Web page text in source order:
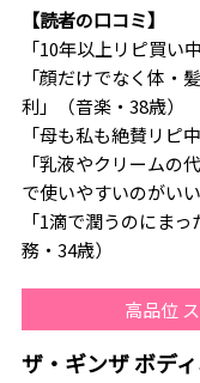
【読者の口コミ】
「10年以上リピ買い
「顔だけでなく体・
利」（音楽・38歳）
「母も私も絶賛リピ
「乳液やクリームの
で使いやすいのがい
「1滴で潤うのにま
務・34歳）
高品位
ザ・ギンザ ボデ